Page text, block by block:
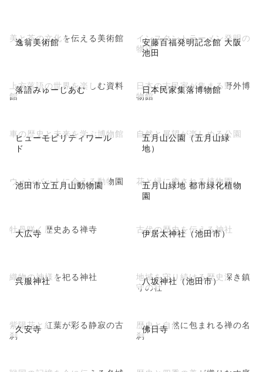
逸翁美術館
美と茶の文化を伝える美術館
安藤百福発明記念館 大阪
池田
インスタントラーメン発明の
物語
落語みゅーじあむ
上方落語の世界を楽しむ資料
館
日本民家集落博物館
日本の古民家が集まる野外博
物館
ヒューモビリティワール
ド
車の歴史と未来を学ぶ博物館
五月山公園（五月山緑
地）
自然と展望が楽しめる公園
池田市立五月山動物園
ウォンバットに会える動物園
五月山緑地 都市緑化植物
園
花と緑に癒される植物園
大広寺
牡丹咲く歴史ある禅寺 伊居太神社（池田市）
古代の歴史を伝える神社
呉服神社
織物の神様を祀る神社 八坂神社（池田市）
地域を守り続ける歴史深き鎮
守の社
久安寺
紫陽花と紅葉が彩る静寂の古
刹
佛日寺
歴史と自然に包まれる禅の名
刹